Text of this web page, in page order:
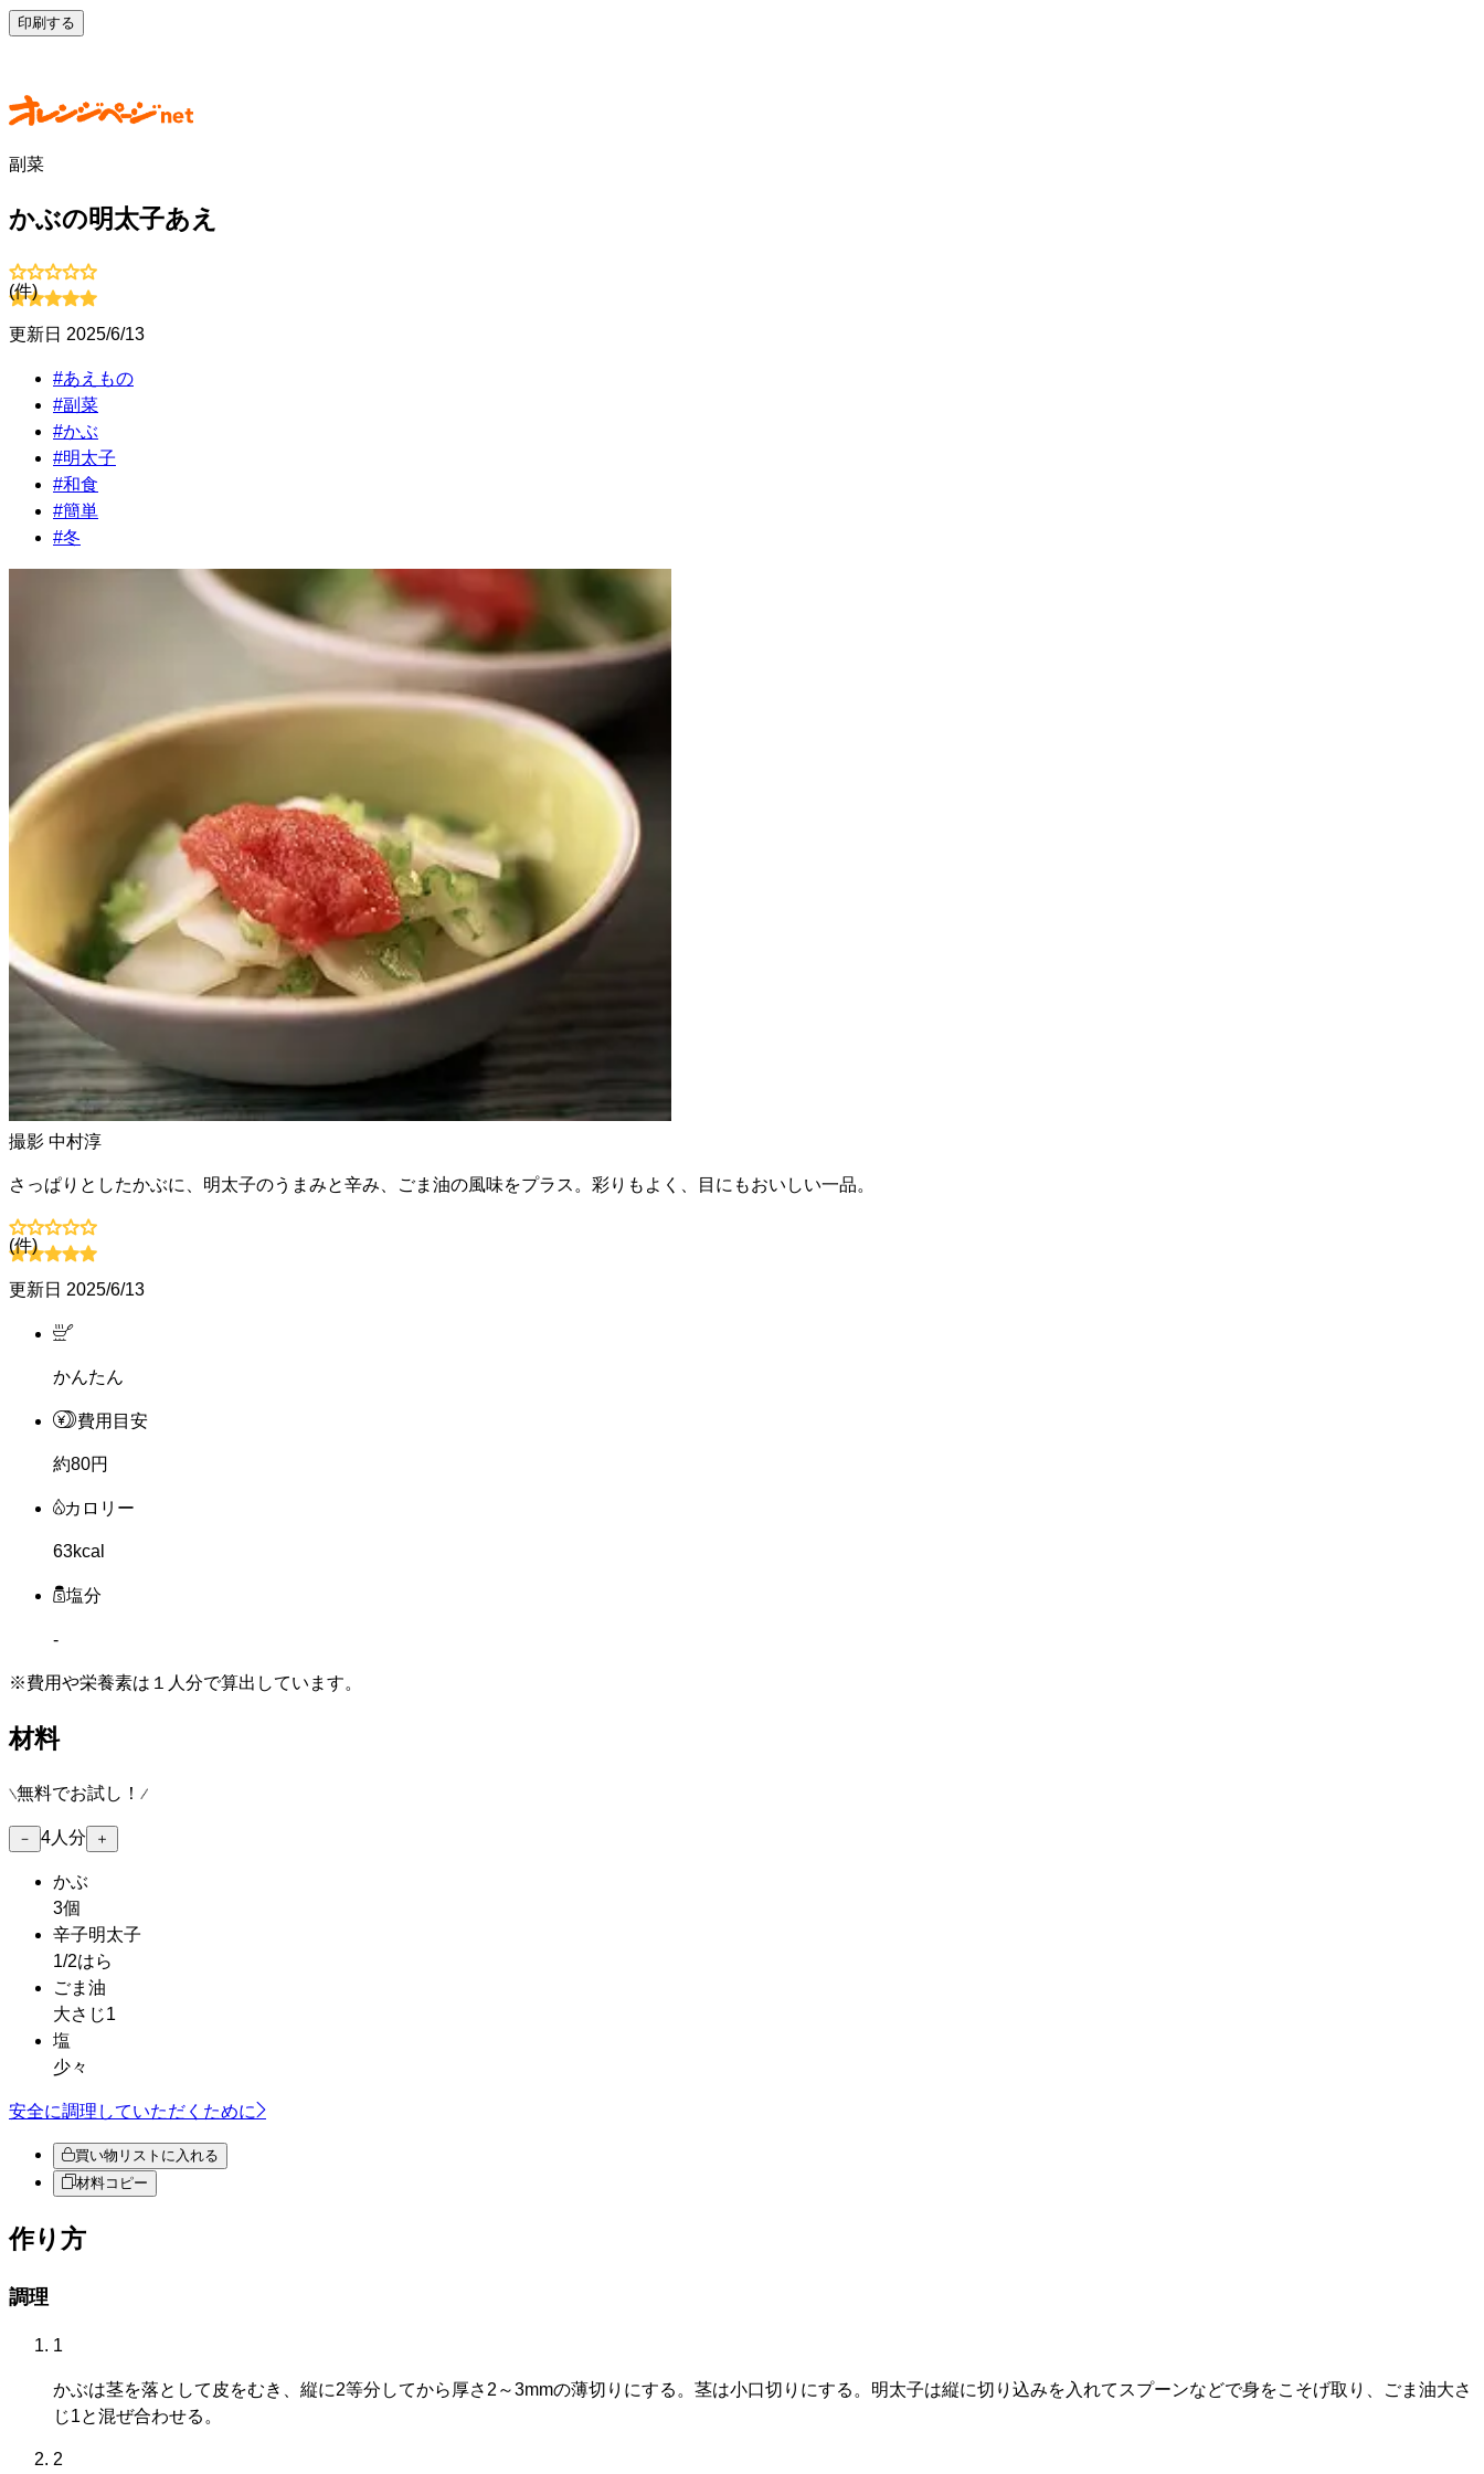
印刷する
副菜
かぶの明太子あえ
(件)
更新日 2025/6/13
#あえもの
#副菜
#かぶ
#明太子
#和食
#簡単
#冬
撮影 中村淳
さっぱりとしたかぶに、明太子のうまみと辛み、ごま油の風味をプラス。彩りもよく、目にもおいしい一品。
(件)
更新日 2025/6/13
かんたん
費用目安
約80円
カロリー
63kcal
塩分
-
※費用や栄養素は １人分で算出しています。
材料
無料でお試し！
－ 4人分 ＋
かぶ
3個
辛子明太子
1/2はら
ごま油
大さじ1
塩
少々
安全に調理していただくために
買い物リストに入れる
材料コピー
作り方
調理
1
かぶは茎を落として皮をむき、縦に2等分してから厚さ2～3mmの薄切りにする。茎は小口切りにする。明太子は縦に切り込みを入れてスプーンなどで身をこそげ取り、ごま油大さ
じ1と混ぜ合わせる。
2